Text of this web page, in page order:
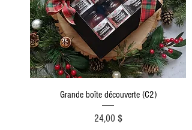
Grande boîte découverte (C2)
Prix
24,00 $